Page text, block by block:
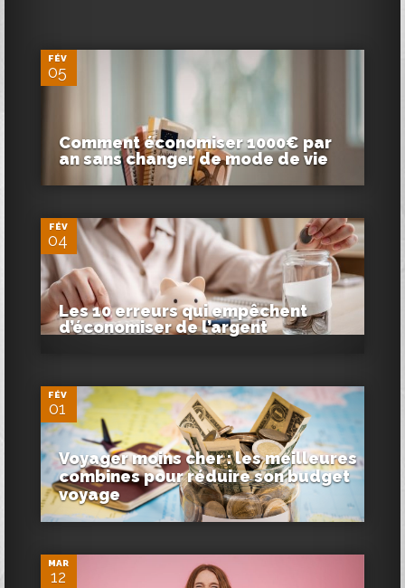
FÉV
05
Comment économiser 1000€ par
an sans changer de mode de vie
FÉV
04
0
Les 10 erreurs qui empêchent
d’économiser de l’argent
FÉV
01
0
Voyager moins cher : les meilleures
combines pour réduire son budget
voyage
MAR
12
0